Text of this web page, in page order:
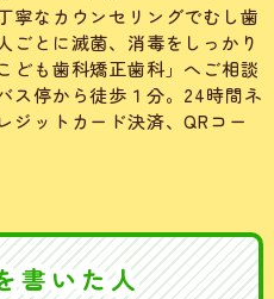
寧なカウンセリングでむし歯
ごとに滅菌、消毒をしっかり
ども歯科矯正歯科」へご相談
ス停から徒歩１分。24時間ネ
ジットカード決済、QRコー
書いた人